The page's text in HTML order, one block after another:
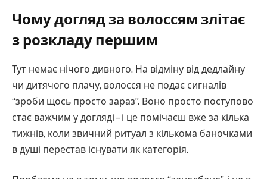
Чому догляд за волоссям злітає
з розкладу першим
Тут немає нічого дивного. На відміну від дедлайну
чи дитячого плачу, волосся не подає сигналів
“зроби щось просто зараз”. Воно просто поступово
стає важчим у догляді – і це помічаєш вже за кілька
тижнів, коли звичний ритуал з кількома баночками
в душі перестав існувати як категорія.